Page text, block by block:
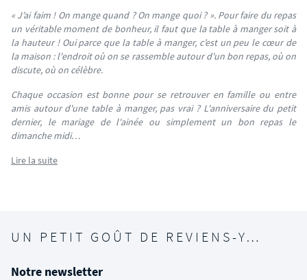
« J’ai faim ! On mange quand ? On mange quoi ? ». Pour faire du repas
un véritable moment de bonheur, il faut que la table à manger soit à
la hauteur ! Oui parce que la table à manger, c’est un peu le cœur de
la maison : l'endroit où on se rassemble autour d'un bon repas, où on
discute, où on célèbre.
Chaque occasion est bonne pour se retrouver en famille ou entre
amis autour d'une table à manger, pas vrai ? L'anniversaire du petit
dernier, le mariage de l'ainée ou simplement un bon repas le
dimanche midi…
Lire la suite
UN PETIT GOÛT DE REVIENS-Y…
Notre newsletter